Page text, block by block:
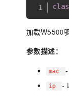
加载W5500
参数描述：
mac
ip -